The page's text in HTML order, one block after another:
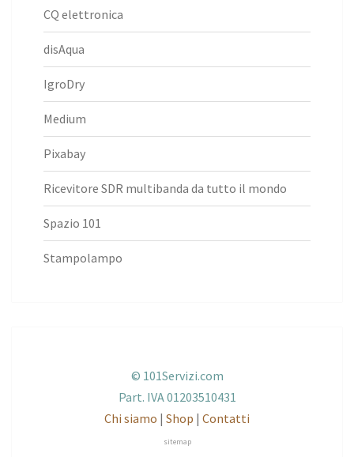
CQ elettronica
disAqua
IgroDry
Medium
Pixabay
Ricevitore SDR multibanda da tutto il mondo
Spazio 101
Stampolampo
© 101Servizi.com
Part. IVA 01203510431
Chi siamo | Shop | Contatti
sitemap